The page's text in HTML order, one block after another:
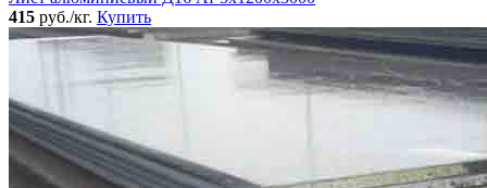
415 руб./кг. Купить